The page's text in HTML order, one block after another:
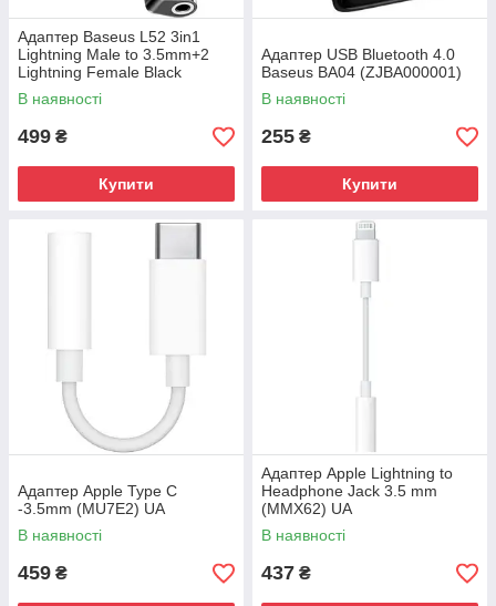
Адаптер Baseus L52 3in1
Lightning Male to 3.5mm+2
Lightning Female Black
(CALL52-01)
В наявності
499 ₴
Купити
Адаптер USB Bluetooth 4.0
Baseus BA04 (ZJBA000001)
В наявності
255 ₴
Купити
Адаптер Apple Type C
-3.5mm (MU7E2) UA
В наявності
459 ₴
Адаптер Apple Lightning to
Headphone Jack 3.5 mm
(MMX62) UA
В наявності
437 ₴